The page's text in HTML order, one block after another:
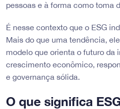
pessoas e à forma como toma
É nesse contexto que o ESG
Mais do que uma tendência,
modelo que orienta o futuro da
crescimento econômico,
e governança sólida.
O que significa